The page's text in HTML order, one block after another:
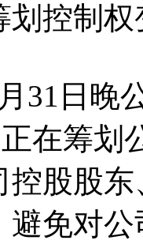
制权
日晚公
在筹划
控股股
避免对